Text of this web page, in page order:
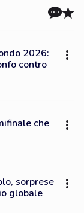
assoluto di
comunicata
2026:
contro
che
sorprese
globale